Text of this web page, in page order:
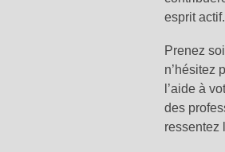
esprit actif.
Prenez
n’hésitez
l’aide à
des
ressentez